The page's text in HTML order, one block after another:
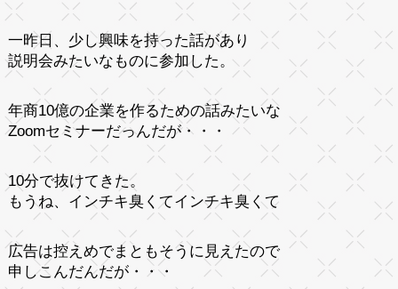
一昨日、少し興味を持った話があり
説明会みたいなものに参加した。
年商10億の企業を作るための話みたいな
Zoomセミナーだっんだが・・・
10分で抜けてきた。
もうね、インチキ臭くてインチキ臭くて
広告は控えめでまともそうに見えたので
申しこんだんだが・・・